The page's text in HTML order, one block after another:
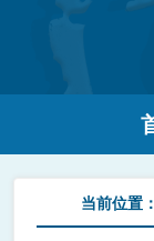
当前位置：